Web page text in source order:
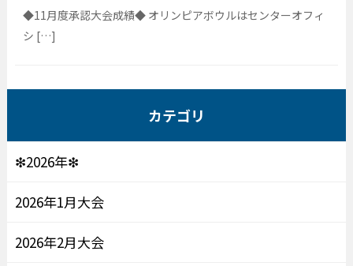
◆11月度承認大会成績◆ オリンピアボウルはセンターオフィ
シ […]
カテゴリ
❇2026年❇
2026年1月大会
2026年2月大会